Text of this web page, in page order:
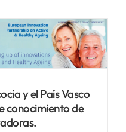
y el País Vasco
conocimiento de